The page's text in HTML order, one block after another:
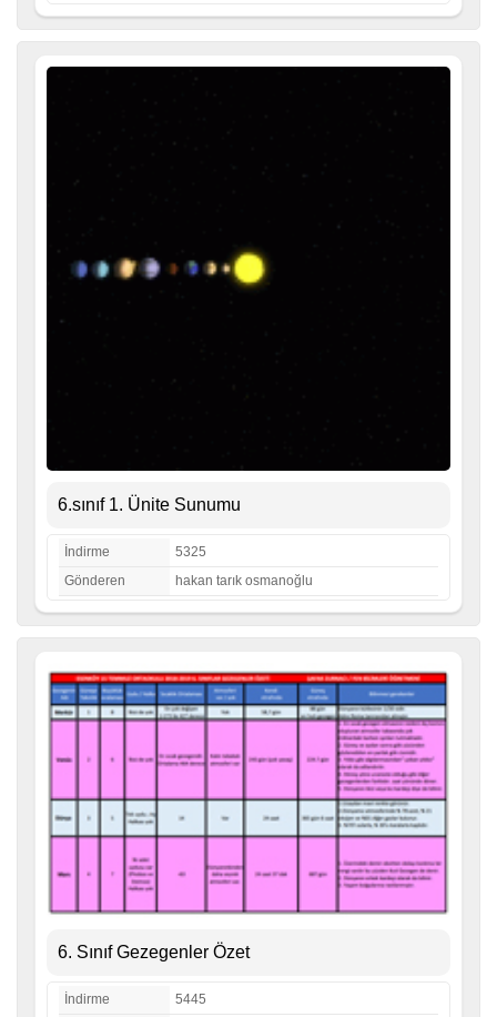
6.sınıf 1. Ünite Sunumu
İndirme
5325
Gönderen
hakan tarık osmanoğlu
6. Sınıf Gezegenler Özet
İndirme
5445